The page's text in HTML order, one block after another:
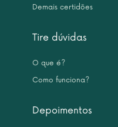
Demais certidões
Tire dúvidas
O que é?
Como funciona?
Depoimentos